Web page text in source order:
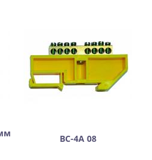
ВС-4А 08